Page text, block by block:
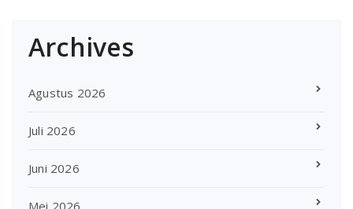
Archives
Agustus 2026
Juli 2026
Juni 2026
Mei 2026